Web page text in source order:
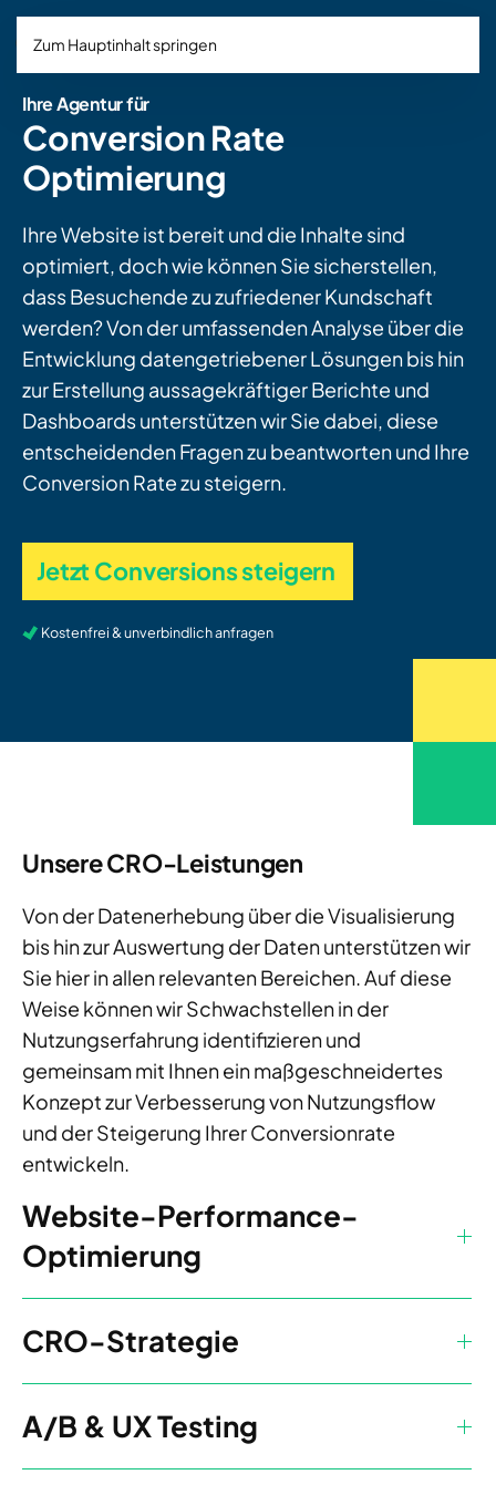
Zum Hauptinhalt springen
Ihre Agentur für
Conversion Rate
Optimierung
Ihre Website ist bereit und die Inhalte sind
optimiert, doch wie können Sie sicherstellen,
dass Besuchende zu zufriedener Kundschaft
werden? Von der umfassenden Analyse über die
Entwicklung datengetriebener Lösungen bis hin
zur Erstellung aussagekräftiger Berichte und
Dashboards unterstützen wir Sie dabei, diese
entscheidenden Fragen zu beantworten und Ihre
Conversion Rate zu steigern.
Jetzt Conversions steigern
Kostenfrei & unverbindlich anfragen
Unsere CRO-Leistungen
Von der Datenerhebung über die Visualisierung
bis hin zur Auswertung der Daten unterstützen wir
Sie hier in allen relevanten Bereichen. Auf diese
Weise können wir Schwachstellen in der
Nutzungserfahrung identifizieren und
gemeinsam mit Ihnen ein maßgeschneidertes
Konzept zur Verbesserung von Nutzungsflow
und der Steigerung Ihrer Conversionrate
entwickeln.
Website-Performance-
Optimierung
CRO-Strategie
A/B & UX Testing